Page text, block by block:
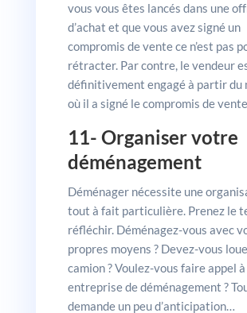
vous vous êtes lancés dans une
d’achat et que vous avez signé un
compromis de vente ce n’est pas
rétracter. Par contre, le vendeur
définitivement engagé à partir du
où il a signé le compromis de
11- Organiser votre
déménagement
Déménager nécessite une
tout à fait particulière. Prenez le
réfléchir. Déménagez-vous avec
propres moyens ? Devez-vous
camion ? Voulez-vous faire appel
entreprise de déménagement ?
demande un peu d’anticipation…